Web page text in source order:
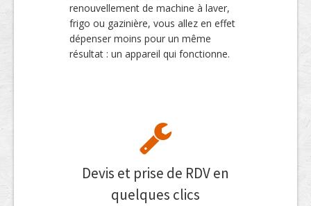
renouvellement de machine à laver,
frigo ou gazinière, vous allez en effet
dépenser moins pour un même
résultat : un appareil qui fonctionne.
Devis et prise de RDV en
quelques clics